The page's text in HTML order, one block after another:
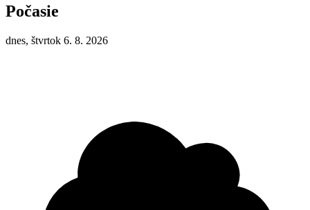
Počasie
dnes, štvrtok 6. 8. 2026